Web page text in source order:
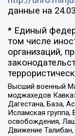
данные на
* Единый
том числе
организаций,
Высший военный
моджахедов
Дагестана, База,
Исламская группа,
освобождения,
Движение Талибан,